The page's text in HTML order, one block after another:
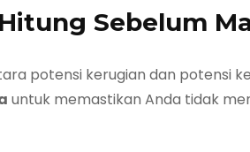
Sebelum
potensi kerugian dan potensi
untuk memastikan Anda tidak